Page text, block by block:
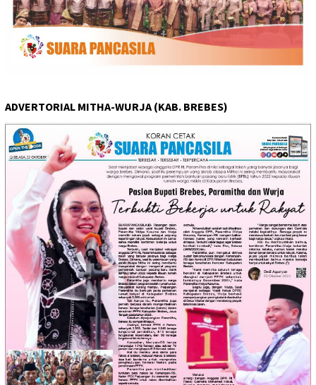
ADVERTORIAL MITHA-WURJA (KAB. BREBES)